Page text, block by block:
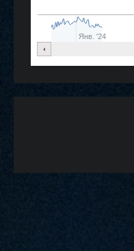
Янв. '24